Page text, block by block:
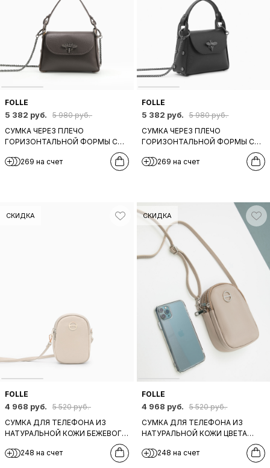
FOLLE
5 382 руб.
5 980 руб.
СУМКА ЧЕРЕЗ ПЛЕЧО
ГОРИЗОНТАЛЬНОЙ ФОРМЫ С
ФУРНИТУРОЙ В ВИДЕ ПЧЕЛЫ
ОТ FOLLE В КОРИЧНЕВОЙ КОЖЕ
269 на счет
FOLLE
5 382 руб.
5 980 руб.
СУМКА ЧЕРЕЗ ПЛЕЧО
ГОРИЗОНТАЛЬНОЙ ФОРМЫ С
ФУРНИТУРОЙ В ВИДЕ ПЧЕЛЫ
ОТ FOLLE В ЧЁРНОЙ КОЖЕ
269 на счет
СКИДКА
FOLLE
4 968 руб.
5 520 руб.
СУМКА ДЛЯ ТЕЛЕФОНА ИЗ
НАТУРАЛЬНОЙ КОЖИ БЕЖЕВОГО
ЦВЕТА С КРУГЛОЙ ФИРМЕННОЙ
ФУРНИТУРОЙ ОТ FOLLE
248 на счет
СКИДКА
FOLLE
4 968 руб.
5 520 руб.
СУМКА ДЛЯ ТЕЛЕФОНА ИЗ
НАТУРАЛЬНОЙ КОЖИ ЦВЕТА
ФИРМЕННОЙ ФУРНИТУРОЙ ОТ
248 на счет